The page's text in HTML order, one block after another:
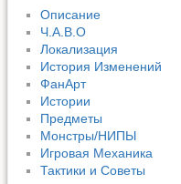
Описание
Ч.А.В.О
Локализация
История Изменений
ФанАрт
Истории
Предметы
Монстры/НИПЫ
Игровая Механика
Тактики и Советы